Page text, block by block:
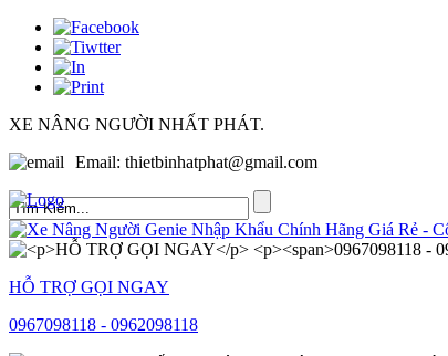
XE NÂNG NGƯỜI NHẤT PHÁT.
Email: thietbinhatphat@gmail.com
HỖ TRỢ GỌI NGAY
0967098118 - 0962098118